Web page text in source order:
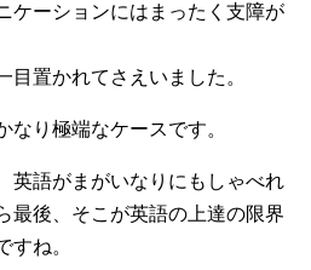
ケーションにはまったく支障が
目置かれてさえいました。
なり極端なケースです。
英語がまがいなりにもしゃべれ
最後、そこが英語の上達の限界
すね。